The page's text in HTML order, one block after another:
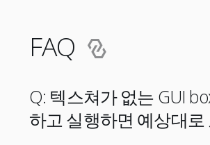
FAQ
Q: 텍스쳐가 없는 GUI
하고 실행하면 예상대